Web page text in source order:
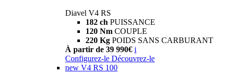
Diavel V4 RS
182 ch PUISSANCE
120 Nm COUPLE
220 Kg POIDS SANS CARBURANT
À partir de 39 990€ i
Configurez-le Découvrez-le
new V4 RS 100